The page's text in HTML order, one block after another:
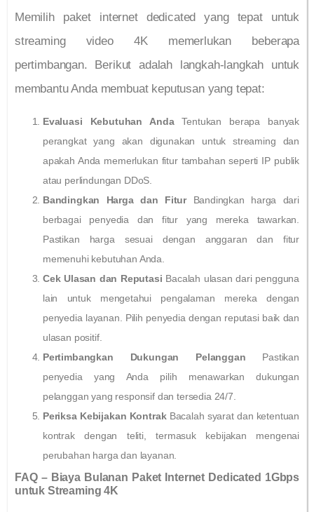
Memilih paket internet dedicated yang tepat untuk
streaming video 4K memerlukan beberapa
pertimbangan. Berikut adalah langkah-langkah untuk
membantu Anda membuat keputusan yang tepat:
Evaluasi Kebutuhan AndaTentukan berapa banyak
perangkat yang akan digunakan untuk streaming dan
apakah Anda memerlukan fitur tambahan seperti IP publik
atau perlindungan DDoS.
Bandingkan Harga dan FiturBandingkan harga dari
berbagai penyedia dan fitur yang mereka tawarkan.
Pastikan harga sesuai dengan anggaran dan fitur
memenuhi kebutuhan Anda.
Cek Ulasan dan Reputasi Bacalah ulasan dari pengguna
lain untuk mengetahui pengalaman mereka dengan
penyedia layanan. Pilih penyedia dengan reputasi baik dan
ulasan positif.
Pertimbangkan Dukungan Pelanggan Pastikan
penyedia yang Anda pilih menawarkan dukungan
pelanggan yang responsif dan tersedia 24/7.
Periksa Kebijakan KontrakBacalah syarat dan ketentuan
kontrak dengan teliti, termasuk kebijakan mengenai
perubahan harga dan layanan.
FAQ – Biaya Bulanan Paket Internet Dedicated 1Gbps
untuk Streaming 4K